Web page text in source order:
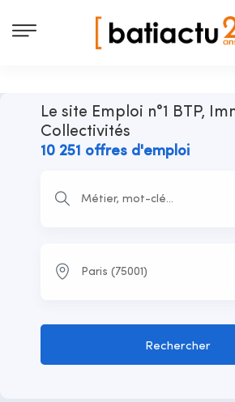
Le site Emploi n°1 BTP,
Collectivités
10 251 offres d'emploi
Rechercher